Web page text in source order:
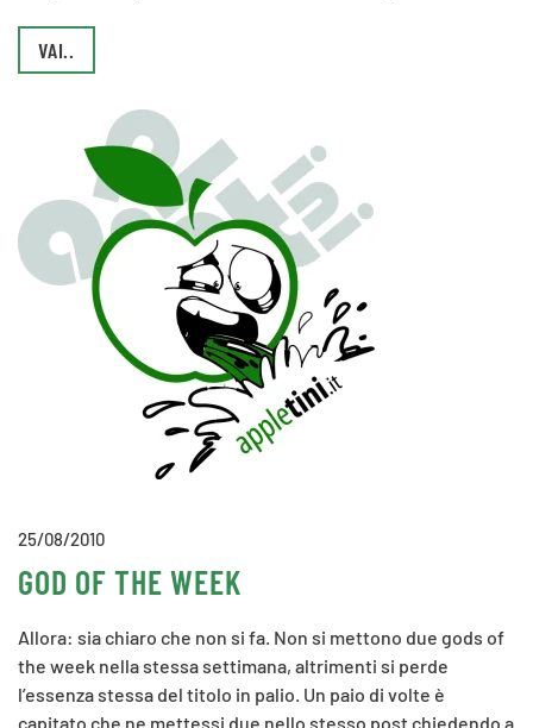
VAI..
25/08/2010
GOD OF THE WEEK
Allora: sia chiaro che non si fa. Non si mettono due gods of
the week nella stessa settimana, altrimenti si perde
l’essenza stessa del titolo in palio. Un paio di volte è
capitato che ne mettessi due nello stesso post chiedendo a